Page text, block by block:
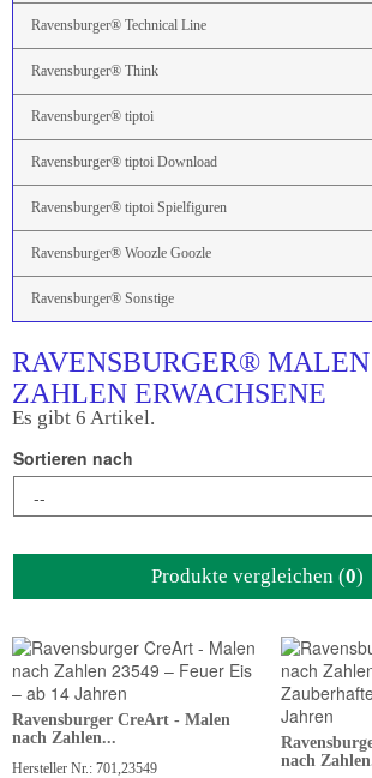
Ravensburger® Technical Line
Ravensburger® Think
Ravensburger® tiptoi
Ravensburger® tiptoi Download
Ravensburger® tiptoi Spielfiguren
Ravensburger® Woozle Goozle
Ravensburger® Sonstige
RAVENSBURGER®
ZAHLEN ERWACHSENE
Es gibt 6 Artikel.
Sortieren nach
Produkte vergleichen (0)
Ravensburger CreArt - Malen
nach Zahlen...
Hersteller Nr.: 701,23549
nach